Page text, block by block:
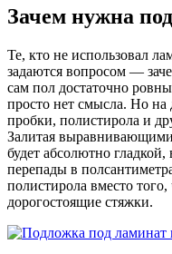
Зачем нужна
Те, кто не использовал
задаются вопросом —
сам пол достаточно
просто нет смысла. Но на
пробки, полистирола и
Залитая
будет абсолютно гладкой,
перепады в
полистирола вместо
дорогостоящие стяжки.